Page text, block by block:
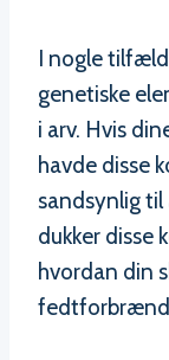
I nogle
genetiske
i arv. Hvis
havde disse
sandsynlig
dukker disse
hvordan din